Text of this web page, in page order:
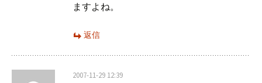
ますよね。
返信
2007-11-29 12:39